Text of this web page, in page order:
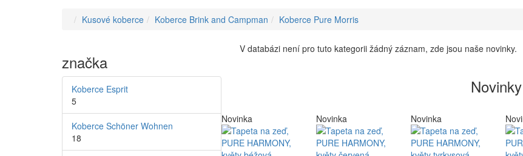
Kusové koberce Koberce Brink and Campman Koberce Pure Morris
značka
Koberce Esprit
5
Koberce Schöner Wohnen
18
V databázi není pro tuto kategorii žádný záznam, zde jsou naše novinky.
Novinky
Novinka Novinka Novinka